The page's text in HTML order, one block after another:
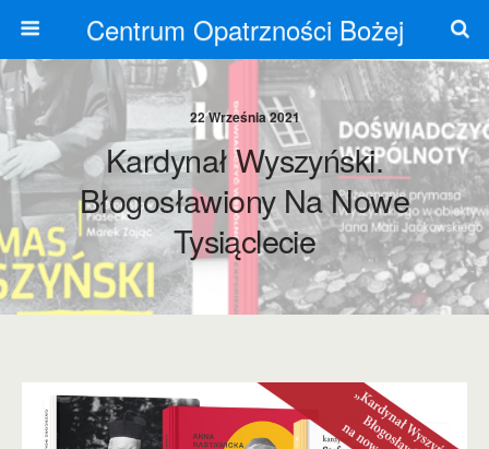
Centrum Opatrzności Bożej
22 Września 2021
Kardynał Wyszyński.
Błogosławiony Na Nowe
Tysiąclecie